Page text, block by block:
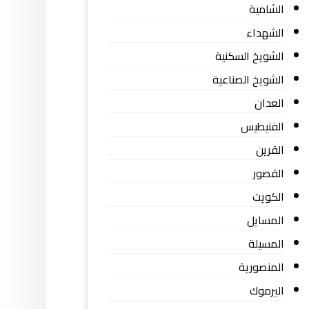
الشامية
الشهداء
الشويخ السكنية
الشويخ الصناعية
العدان
الفنيطيس
القرين
القصور
الكويت
المسايل
المسيلة
المنصورية
اليرموك